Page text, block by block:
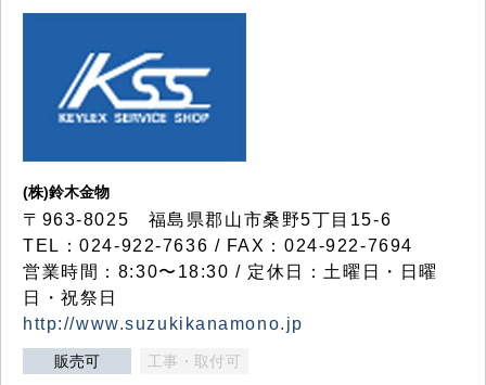
(株)鈴木金物
〒963-8025 福島県郡山市桑野5丁目15-6
TEL：024-922-7636 / FAX：024-922-7694
営業時間：8:30〜18:30 / 定休日：土曜日・日曜
日・祝祭日
http://www.suzukikanamono.jp
販売可 工事・取付可